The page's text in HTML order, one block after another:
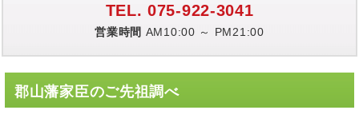
TEL. 075-922-3041
営業時間 AM10:00 ～ PM21:00
郡山藩家臣のご先祖調べ